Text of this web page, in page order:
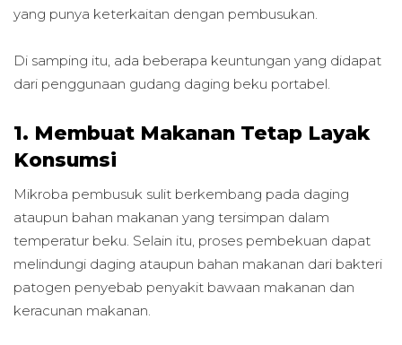
yang punya keterkaitan dengan pembusukan.
Di samping itu, ada beberapa keuntungan yang didapat
dari penggunaan gudang daging beku portabel.
1. Membuat Makanan Tetap Layak
Konsumsi
Mikroba pembusuk sulit berkembang pada daging
ataupun bahan makanan yang tersimpan dalam
temperatur beku. Selain itu, proses pembekuan dapat
melindungi daging ataupun bahan makanan dari bakteri
patogen penyebab penyakit bawaan makanan dan
keracunan makanan.